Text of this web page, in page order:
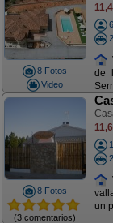
8 Fotos
Video
de
8 Fotos
(3 comentarios)
un